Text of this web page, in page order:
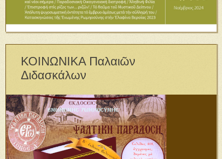
ΚΟΙΝΩΝΙΚΑ Παλαιῶν
Διδασκάλων